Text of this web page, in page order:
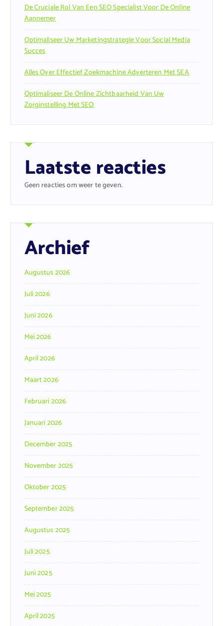
De Cruciale Rol Van Een SEO Specialist Voor De Online
Aannemer
Optimaliseer Uw Marketingstrategie Voor Social Media
Succes
Alles Over Effectief Zoekmachine Adverteren Met SEA
Optimaliseer De Online Zichtbaarheid Van Uw
Zorginstelling Met SEO
Laatste reacties
Geen reacties om weer te geven.
Archief
Augustus 2026
Juli 2026
Juni 2026
Mei 2026
April 2026
Maart 2026
Februari 2026
Januari 2026
December 2025
November 2025
Oktober 2025
September 2025
Augustus 2025
Juli 2025
Juni 2025
Mei 2025
April 2025